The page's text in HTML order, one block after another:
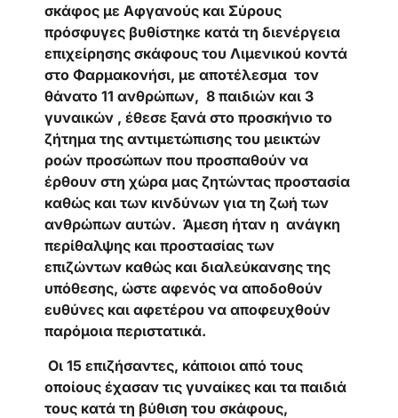
σκάφος με Αφγανούς και Σύρους
πρόσφυγες βυθίστηκε κατά τη διενέργεια
επιχείρησης σκάφους του Λιμενικού κοντά
στο Φαρμακονήσι, με αποτέλεσμα τον
θάνατο 11 ανθρώπων, 8 παιδιών και 3
γυναικών , έθεσε ξανά στο προσκήνιο το
ζήτημα της αντιμετώπισης του μεικτών
ροών προσώπων που προσπαθούν να
έρθουν στη χώρα μας ζητώντας προστασία
καθώς και των κινδύνων για τη ζωή των
ανθρώπων αυτών. Άμεση ήταν η ανάγκη
περίθαλψης και προστασίας των
επιζώντων καθώς και διαλεύκανσης της
υπόθεσης, ώστε αφενός να αποδοθούν
ευθύνες και αφετέρου να αποφευχθούν
παρόμοια περιστατικά.
Οι 15 επιζήσαντες, κάποιοι από τους
οποίους έχασαν τις γυναίκες και τα παιδιά
τους κατά τη βύθιση του σκάφους,